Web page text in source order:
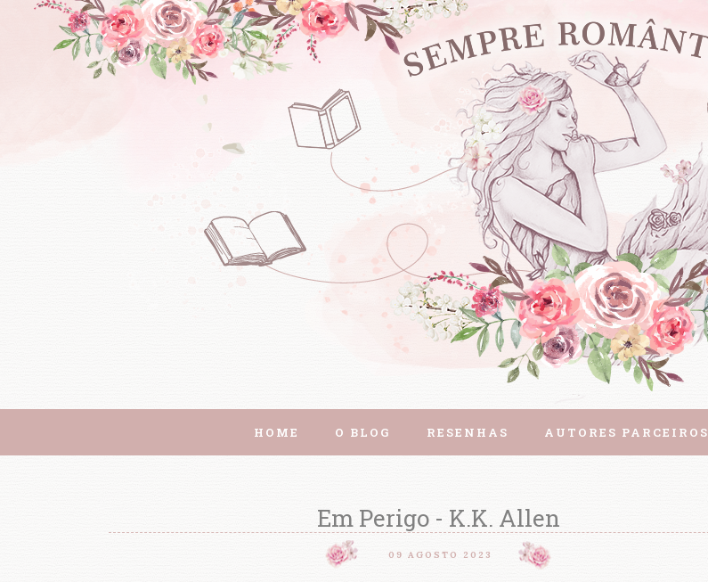
HOME O BLOG RESENHAS AUTORES PARCEIROS
Em Perigo - K.K. Allen
09 AGOSTO 2023